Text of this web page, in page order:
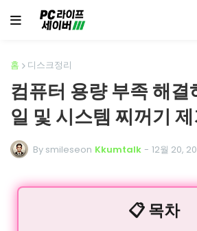
홈 디스크정리
컴퓨터 용량 부족 해결
일 및 시스템 찌꺼기
By smileseon Kkumtalk - 12월 20,
📋 목차